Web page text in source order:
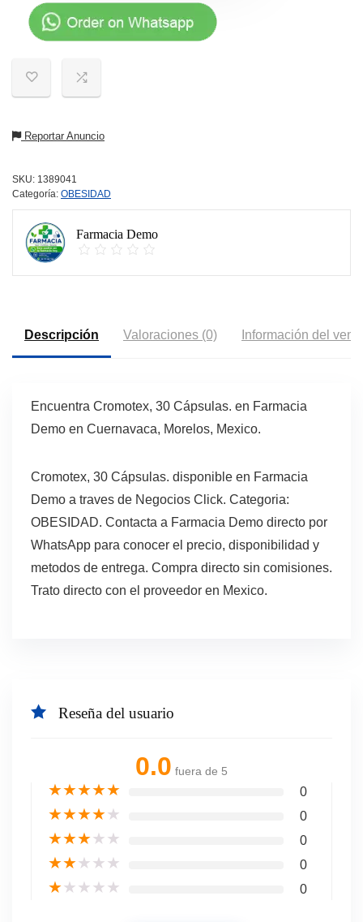
Reportar Anuncio
SKU: 1389041
Categoría: OBESIDAD
Farmacia Demo
Descripción Valoraciones (0) Información del
Encuentra Cromotex, 30 Cápsulas. en Farmacia
Demo en Cuernavaca, Morelos, Mexico.
Cromotex, 30 Cápsulas. disponible en Farmacia
Demo a traves de Negocios Click. Categoria:
OBESIDAD. Contacta a Farmacia Demo directo por
WhatsApp para conocer el precio, disponibilidad y
metodos de entrega. Compra directo sin comisiones.
Trato directo con el proveedor en Mexico.
Reseña del usuario
0.0 fuera de 5
★★★★★ 0
★★★★★ 0
★★★★★ 0
★★★★★ 0
★★★★★ 0